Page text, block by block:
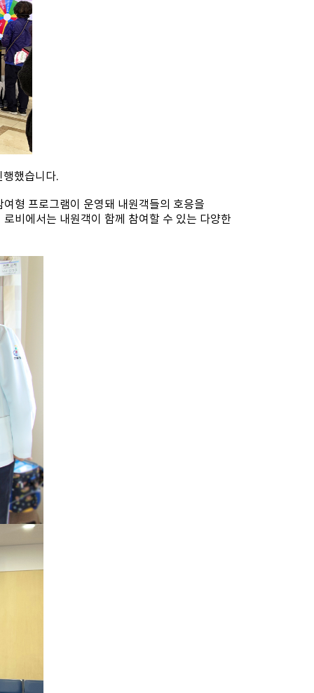
했습니다.
형 프로그램이 운영돼 내원객들의 호응을
비에서는 내원객이 함께 참여할 수 있는 다양한